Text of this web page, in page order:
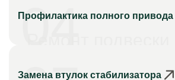
04
Профилактика полного привода
Замена втулок стабилизатора